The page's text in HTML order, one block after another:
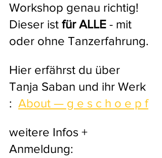
Workshop genau richtig!
Dieser ist für ALLE - mit
oder ohne Tanzerfahrung.
Hier erfährst du über
Tanja Saban und ihr Werk
: About — g e s c h o e p f
weitere Infos +
Anmeldung: